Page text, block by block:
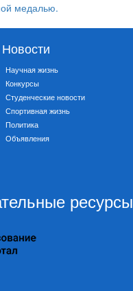
медалью.
Новости
Научная жизнь
Конкурсы
Студенческие новости
Спортивная жизнь
Политика
Объявления
ресурсы